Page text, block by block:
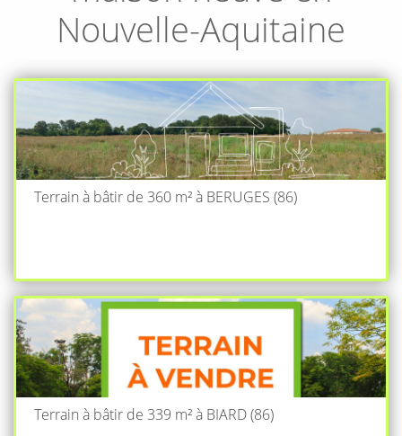
Nouvelle-Aquitaine
Terrain à bâtir de 360 m² à BERUGES (86)
Terrain à bâtir de 339 m² à BIARD (86)